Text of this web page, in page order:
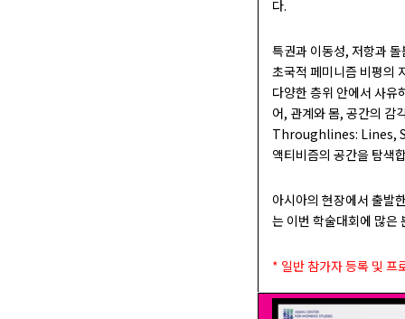
다.
특권과 이동성, 저항과
초국적 페미니즘 비평의
다양한 층위 안에서 사유
어, 관계와 몸, 공간의 감
Throughlines: Lines,
액티비즘의 공간을 탐색
아시아의 현장에서 출발
는 이번 학술대회에 많은
* 일반 참가자 등록 및 프